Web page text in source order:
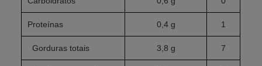
Proteínas 0,4 g 1
Gorduras totais 3,8 g 7